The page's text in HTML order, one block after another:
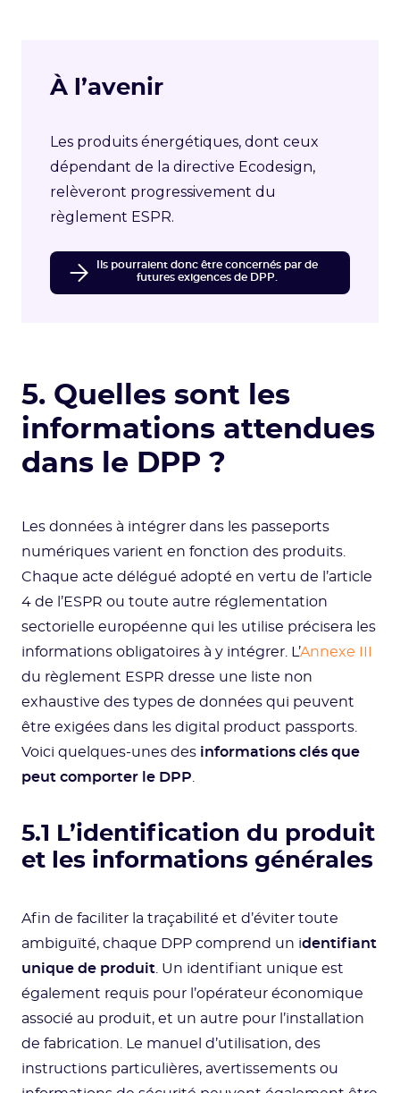
À l’avenir
Les produits énergétiques, dont ceux
dépendant de la directive Ecodesign,
relèveront progressivement du
règlement ESPR.
Ils pourraient donc être concernés par de
futures exigences de DPP.
5. Quelles sont les
informations attendues
dans le DPP ?
Les données à intégrer dans les passeports
numériques varient en fonction des produits.
Chaque acte délégué adopté en vertu de l’article
4 de l’ESPR ou toute autre réglementation
sectorielle européenne qui les utilise précisera les
informations obligatoires à y intégrer. L’Annexe III
du règlement ESPR dresse une liste non
exhaustive des types de données qui peuvent
être exigées dans les digital product passports.
Voici quelques-unes des informations clés que
peut comporter le DPP
5.1 L’identification du produit
et les informations générales
Afin de faciliter la traçabilité et d’éviter toute
ambiguïté, chaque DPP comprend un identifiant
unique de produit . Un identifiant unique est
également requis pour l’opérateur économique
associé au produit, et un autre pour l’installation
de fabrication. Le manuel d’utilisation, des
instructions particulières, avertissements ou